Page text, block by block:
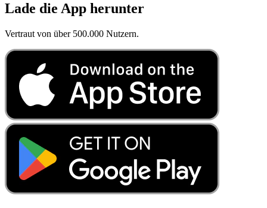
Lade die App herunter
Vertraut von über 500.000 Nutzern.